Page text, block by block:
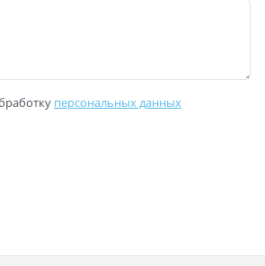
персональных данных